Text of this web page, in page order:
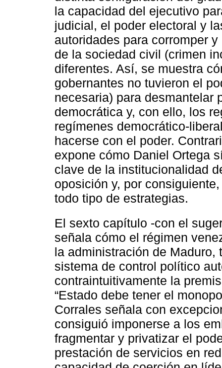
la capacidad del ejecutivo
judicial, el poder electoral y
autoridades para corromper
de la sociedad civil (crimen
diferentes. Así, se muestra
gobernantes no tuvieron el
necesaria) para desmantelar
democrática y, con ello, los
regímenes democrático-
hacerse con el poder.
expone cómo Daniel Ortega
clave de la institucionalidad
oposición y, por
todo tipo de estrategias.
El sexto capítulo -con el
señala cómo el régimen
la administración de Maduro,
sistema de control político
contraintuitivamente la
“Estado debe tener el
Corrales señala con
consiguió imponerse a los
fragmentar y privatizar el
prestación de servicios en